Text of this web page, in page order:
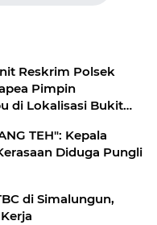
Reskrim Polsek
Pimpin
di Lokalisasi Bukit
TEH": Kepala
Diduga Pungli
di Simalungun,